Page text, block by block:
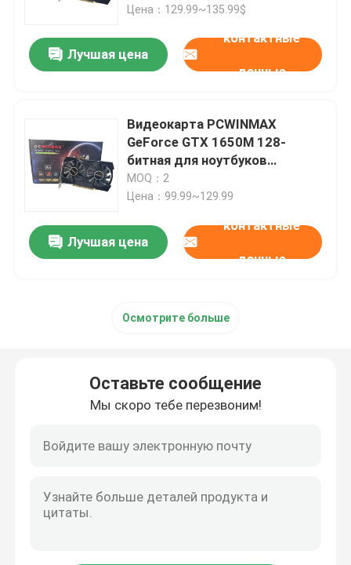
Цена：129.99~135.99$
Лучшая цена
контактные
данные
Видеокарта PCWINMAX
GeForce GTX 1650M 128-
битная для ноутбуков
GTX1650 Mobile 4 ГБ
видеопамяти GDDR5 для
MOQ：2
Цена：99.99~129.99
Лучшая цена
контактные
данные
Осмотрите больше
Оставьте сообщение
Мы скоро тебе перезвоним!